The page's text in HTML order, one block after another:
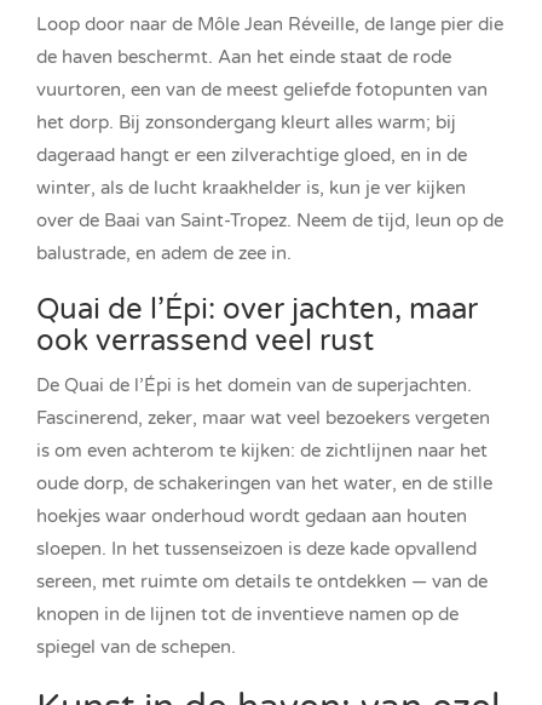
Loop door naar de Môle Jean Réveille, de lange pier die
de haven beschermt. Aan het einde staat de rode
vuurtoren, een van de meest geliefde fotopunten van
het dorp. Bij zonsondergang kleurt alles warm; bij
dageraad hangt er een zilverachtige gloed, en in de
winter, als de lucht kraakhelder is, kun je ver kijken
over de Baai van Saint-Tropez. Neem de tijd, leun op de
balustrade, en adem de zee in.
Quai de l’Épi: over jachten, maar
ook verrassend veel rust
De Quai de l’Épi is het domein van de superjachten.
Fascinerend, zeker, maar wat veel bezoekers vergeten
is om even achterom te kijken: de zichtlijnen naar het
oude dorp, de schakeringen van het water, en de stille
hoekjes waar onderhoud wordt gedaan aan houten
sloepen. In het tussenseizoen is deze kade opvallend
sereen, met ruimte om details te ontdekken — van de
knopen in de lijnen tot de inventieve namen op de
spiegel van de schepen.